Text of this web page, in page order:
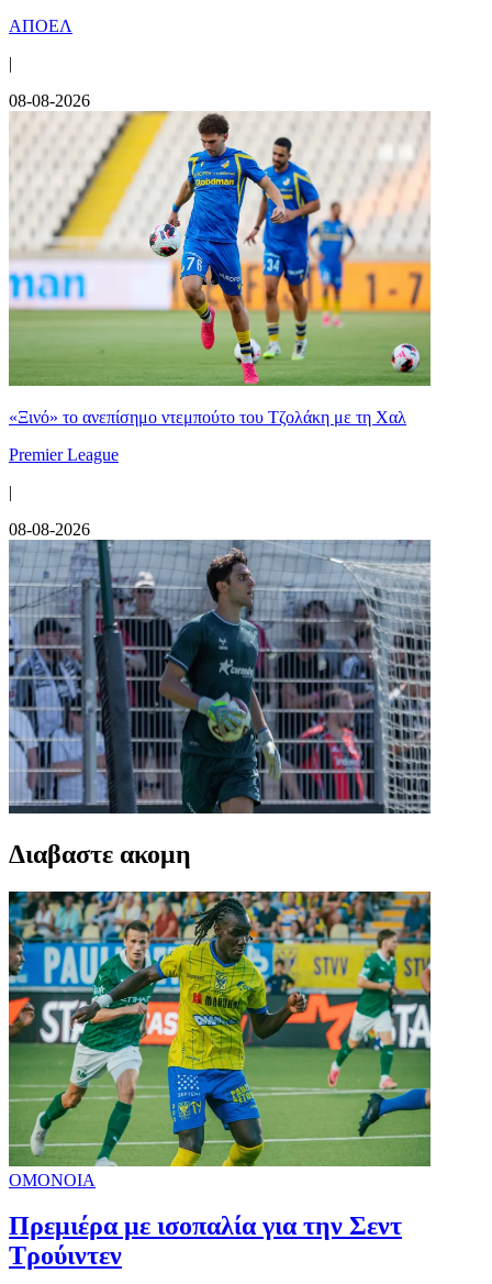
ΑΠΟΕΛ
|
08-08-2026
«Ξινό» το ανεπίσημο ντεμπούτο του Τζολάκη με τη Χαλ
Premier League
|
08-08-2026
Διαβαστε ακομη
ΟΜΟΝΟΙΑ
Πρεμιέρα με ισοπαλία για την Σεντ
Τρούιντεν